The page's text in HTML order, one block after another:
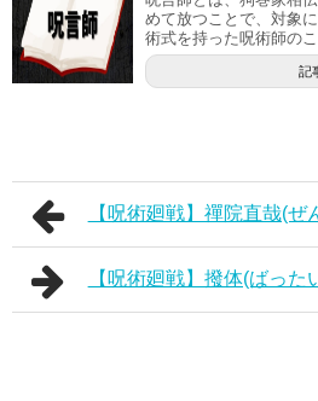
めて放つことで、対象
術式を持った呪術師の
記
【呪術廻戦】禪院直哉(ぜ
【呪術廻戦】撥体(ばった